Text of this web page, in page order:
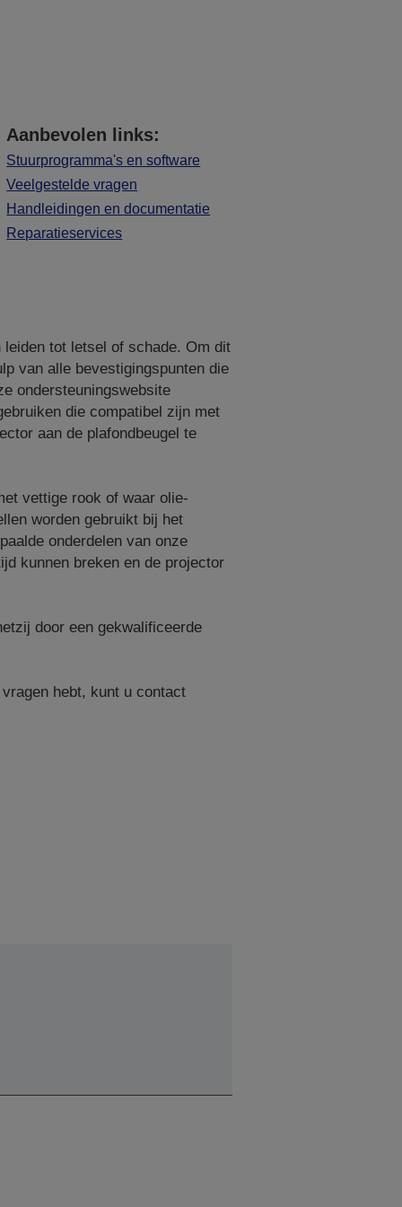
Aanbevolen links:
Stuurprogramma's en software
Veelgestelde vragen
Handleidingen en documentatie
Reparatieservices
tot letsel of schade. Om dit
van alle bevestigingspunten die
ondersteuningswebsite
die compatibel zijn met
aan de plafondbeugel te
vettige rook of waar olie-
worden gebruikt bij het
onderdelen van onze
kunnen breken en de projector
door een gekwalificeerde
hebt, kunt u contact